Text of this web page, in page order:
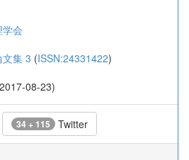
会
集 3 (ISSN:24331422)
08-23)
34 + 115 Twitter